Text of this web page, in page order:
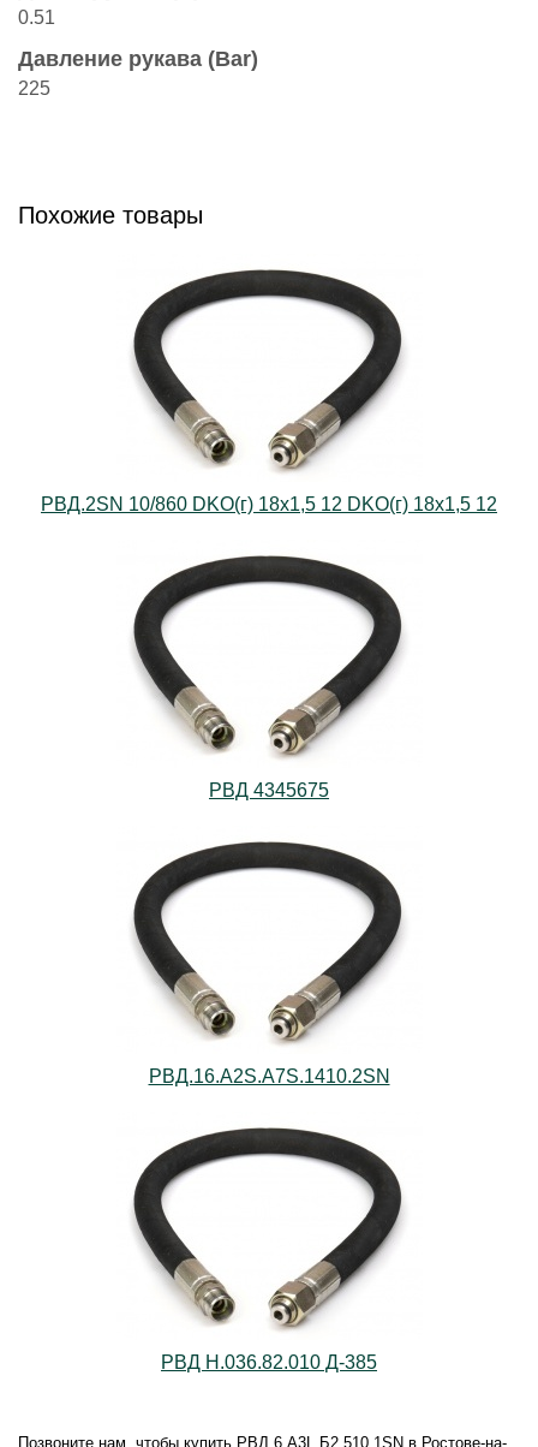
0.51
Давление рукава (Bar)
225
Похожие товары
РВД.2SN 10/860 DKO(г) 18х1,5 12 DKO(г) 18х1,5 12
РВД 4345675
РВД.16.А2S.А7S.1410.2SN
РВД Н.036.82.010 Д-385
Позвоните нам, чтобы купить РВД.6.А3L.Б2.510.1SN в Ростове-на-